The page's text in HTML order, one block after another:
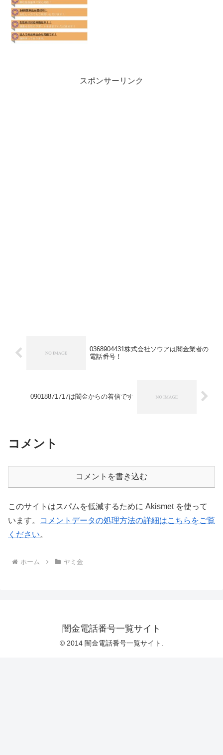
スポンサーリンク
0368904431株式会社ソウアは闇金業者の
電話番号！
09018871717は闇金からの着信です
コメント
コメントを書き込む
このサイトはスパムを低減するために Akismet を使って
います。
コメントデータの処理方法の詳細はこちらをご覧
ください。
ホーム ヤミ金
闇金電話番号一覧サイト
© 2014 闇金電話番号一覧サイト.